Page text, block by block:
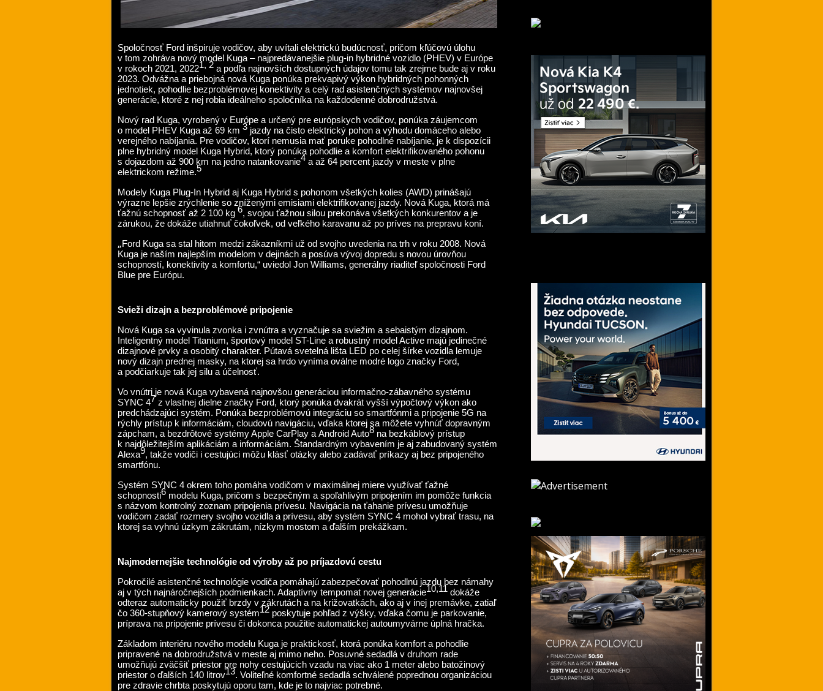
Spoločnosť Ford inšpiruje vodičov, aby uvítali elektrickú budúcnosť, pričom kľúčovú úlohu
v tom zohráva nový model Kuga – najpredávanejšie plug-in hybridné vozidlo (PHEV) v Európe
v rokoch 2021, 20221, 2 a podľa najnovších dostupných údajov tomu tak zrejme bude aj v roku
2023. Odvážna a priebojná nová Kuga ponúka prekvapivý výkon hybridných pohonných
jednotiek, pohodlie bezproblémovej konektivity a celý rad asistenčných systémov najnovšej
generácie, ktoré z nej robia ideálneho spoločníka na každodenné dobrodružstvá.
Nový rad Kuga, vyrobený v Európe a určený pre európskych vodičov, ponúka záujemcom
o model PHEV Kuga až 69 km 3 jazdy na čisto elektrický pohon a výhodu domáceho alebo
verejného nabíjania. Pre vodičov, ktorí nemusia mať poruke pohodlné nabíjanie, je k dispozícii
plne hybridný model Kuga Hybrid, ktorý ponúka pohodlie a komfort elektrifikovaného pohonu
s dojazdom až 900 km na jedno natankovanie4 a až 64 percent jazdy v meste v plne
elektrickom režime.5
Modely Kuga Plug-In Hybrid aj Kuga Hybrid s pohonom všetkých kolies (AWD) prinášajú
výrazne lepšie zrýchlenie so zníženými emisiami elektrifikovanej jazdy. Nová Kuga, ktorá má
ťažnú schopnosť až 2 100 kg 6, svojou ťažnou silou prekonáva všetkých konkurentov a je
zárukou, že dokáže utiahnuť čokoľvek, od veľkého karavanu až po príves na prepravu koní.
„Ford Kuga sa stal hitom medzi zákazníkmi už od svojho uvedenia na trh v roku 2008. Nová
Kuga je naším najlepším modelom v dejinách a posúva vývoj dopredu s novou úrovňou
schopností, konektivity a komfortu,“ uviedol Jon Williams, generálny riaditeľ spoločnosti Ford
Blue pre Európu.
Svieži dizajn a bezproblémové pripojenie
Nová Kuga sa vyvinula zvonka i zvnútra a vyznačuje sa sviežim a sebaistým dizajnom.
Inteligentný model Titanium, športový model ST-Line a robustný model Active majú jedinečné
dizajnové prvky a osobitý charakter. Pútavá svetelná lišta LED po celej šírke vozidla lemuje
nový dizajn prednej masky, na ktorej sa hrdo vyníma oválne modré logo značky Ford,
a podčiarkuje tak jej silu a účelnosť.
Vo vnútri je nová Kuga vybavená najnovšou generáciou informačno-zábavného systému
SYNC 47 z vlastnej dielne značky Ford, ktorý ponúka dvakrát vyšší výpočtový výkon ako
predchádzajúci systém. Ponúka bezproblémovú integráciu so smartfónmi a pripojenie 5G na
rýchly prístup k informáciám, cloudovú navigáciu, vďaka ktorej sa môžete vyhnúť dopravným
zápcham, a bezdrôtové systémy Apple CarPlay a Android Auto8 na bezkáblový prístup
k najdôležitejším aplikáciám a informáciám. Štandardným vybavením je aj zabudovaný systém
Alexa9, takže vodiči i cestujúci môžu klásť otázky alebo zadávať príkazy aj bez pripojeného
smartfónu.
Systém SYNC 4 okrem toho pomáha vodičom v maximálnej miere využívať ťažné
schopnosti6 modelu Kuga, pričom s bezpečným a spoľahlivým pripojením im pomôže funkcia
s názvom kontrolný zoznam pripojenia prívesu. Navigácia na ťahanie prívesu umožňuje
vodičom zadať rozmery svojho vozidla a prívesu, aby systém SYNC 4 mohol vybrať trasu, na
ktorej sa vyhnú úzkym zákrutám, nízkym mostom a ďalším prekážkam.
Najmodernejšie technológie od výroby až po príjazdovú cestu
Pokročilé asistenčné technológie vodiča pomáhajú zabezpečovať pohodlnú jazdu bez námahy
aj v tých najnáročnejších podmienkach. Adaptívny tempomat novej generácie10,11 dokáže
odteraz automaticky použiť brzdy v zákrutách a na križovatkách, ako aj v inej premávke, zatiaľ
čo 360-stupňový kamerový systém12 poskytuje pohľad z výšky, vďaka čomu je parkovanie,
príprava na pripojenie prívesu či dokonca použitie automatickej autoumyvárne úplná hračka.
Základom interiéru nového modelu Kuga je praktickosť, ktorá ponúka komfort a pohodlie
pripravené na dobrodružstvá v meste aj mimo neho. Posuvné sedadlá v druhom rade
umožňujú zväčšiť priestor pre nohy cestujúcich vzadu na viac ako 1 meter alebo batožinový
priestor o ďalších 140 litrov13. Voliteľné komfortné sedadlá schválené poprednou organizáciou
pre zdravie chrbta poskytujú oporu tam, kde je to najviac potrebné.